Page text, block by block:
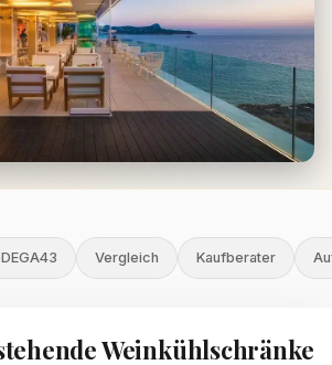
Vergleich Kaufberater
Weinkühlschränke